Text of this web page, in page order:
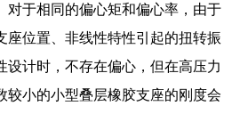
对于相同的偏心矩和偏心率，由于
座位置、非线性特性引起的扭转振
设计时，不存在偏心，但在高压力
较小的小型叠层橡胶支座的刚度会